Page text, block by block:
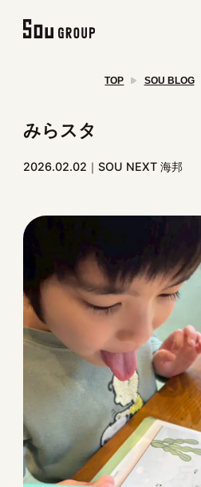
TOP SOU BLOG
みらスタ
2026.02.02 SOU NEXT 海邦